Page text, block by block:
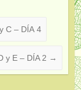
C – DÍA 4
y E – DÍA 2 →